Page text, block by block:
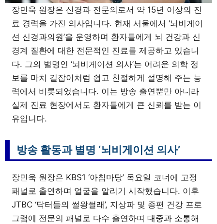
장민욱 원장은 신경과 전문의로서 약 15년 이상의 진
료 경력을 가진 의사입니다. 현재 서울에서 ‘뇌비게이
션 신경과의원’을 운영하며 환자들에게 뇌 건강과 신
경계 질환에 대한 전문적인 진료를 제공하고 있습니
다. 그의 별명인 ‘뇌비게이션 의사’는 어려운 의학 정
보를 마치 길잡이처럼 쉽고 친절하게 설명해 주는 능
력에서 비롯되었습니다. 이는 방송 출연뿐만 아니라
실제 진료 현장에서도 환자들에게 큰 신뢰를 받는 이
유입니다.
방송 활동과 별명 ‘뇌비게이션 의사’
장민욱 원장은 KBS1 ‘아침마당’ 목요일 코너에 고정
패널로 출연하며 얼굴을 알리기 시작했습니다. 이후
JTBC ‘닥터들의 썰왕썰래’, 지상파 및 종편 건강 프로
그램에 전문의 패널로 다수 출연하며 대중과 소통해